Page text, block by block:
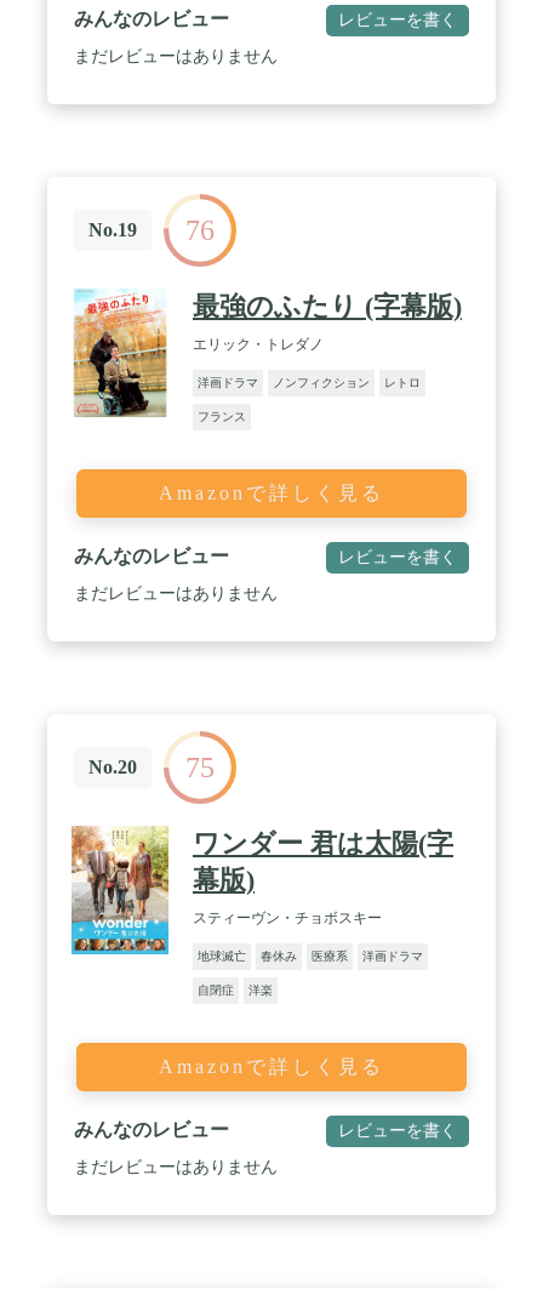
みんなのレビュー レビューを書く
まだレビューはありません
No.19 76
最強のふたり (字幕版)
エリック・トレダノ
洋画ドラマ ノンフィクション レトロ
フランス
Amazonで詳しく見る
みんなのレビュー レビューを書く
まだレビューはありません
No.20 75
ワンダー 君は太陽(字
幕版)
スティーヴン・チョボスキー
地球滅亡 春休み 医療系 洋画ドラマ
自閉症 洋楽
Amazonで詳しく見る
みんなのレビュー レビューを書く
まだレビューはありません